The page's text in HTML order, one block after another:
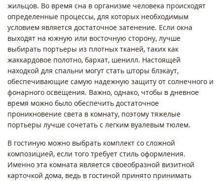
жильцов. Во время сна в организме человека происходят
определенные процессы, для которых необходимым
условием является достаточное затенение. Если окна
выходят на южную или восточную сторону, лучше
выбирать портьеры из плотных тканей, таких как
жаккардовое полотно, бархат, шенилл. Настоящей
находкой для спальни могут стать шторы блэкаут,
обеспечивающие самую надежную защиту от солнечного и
фонарного освещения. Важно, однако, чтобы в дневное
время можно было обеспечить достаточное
проникновение света в комнату, поэтому тяжелые
портьеры лучше сочетать с легким вуалевым тюлем.
В гостиную можно выбрать комплект со сложной
композицией, если того требует стиль оформления.
Именно эта комната является своеобразной визитной
карточкой дома, ведь в гостиной принято принимать